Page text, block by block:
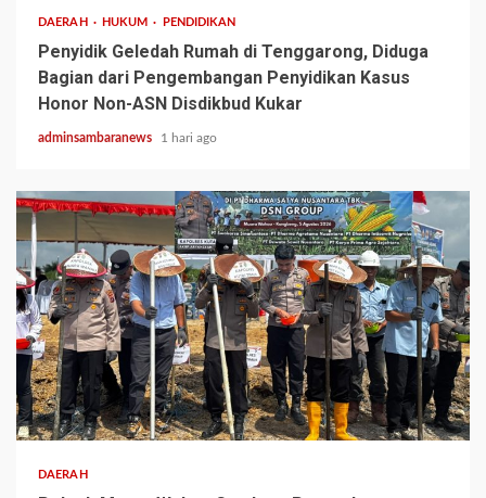
DAERAH HUKUM PENDIDIKAN
Penyidik Geledah Rumah di Tenggarong, Diduga
Bagian dari Pengembangan Penyidikan Kasus
Honor Non-ASN Disdikbud Kukar
adminsambaranews 1 hari ago
2 min read
DAERAH